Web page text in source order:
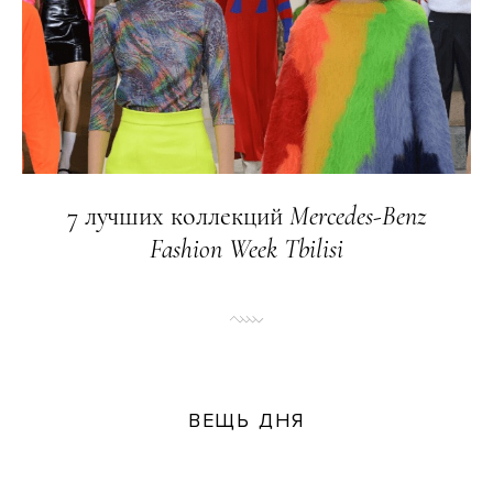
7 лучших коллекций Mercedes-Benz
Fashion Week Tbilisi
ВЕЩЬ ДНЯ